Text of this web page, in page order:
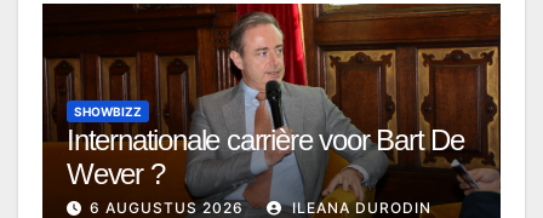
SHOWBIZZ
Internationale carrière voor Bart De
Wever ?
6 AUGUSTUS 2026 ILEANA DURODIN